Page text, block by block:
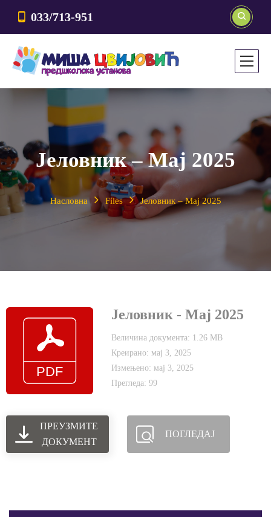
033/713-951
Јеловник – Мај 2025
Насловна Files Јеловник – Мај 2025
Јеловник - Мај 2025
Величина документа: 1.26 MB
Креирано: мај 3, 2025
Измењено: мај 3, 2025
Прегледа: 99
ПРЕУЗМИТЕ
ДОКУМЕНТ
ПОГЛЕДАЈ